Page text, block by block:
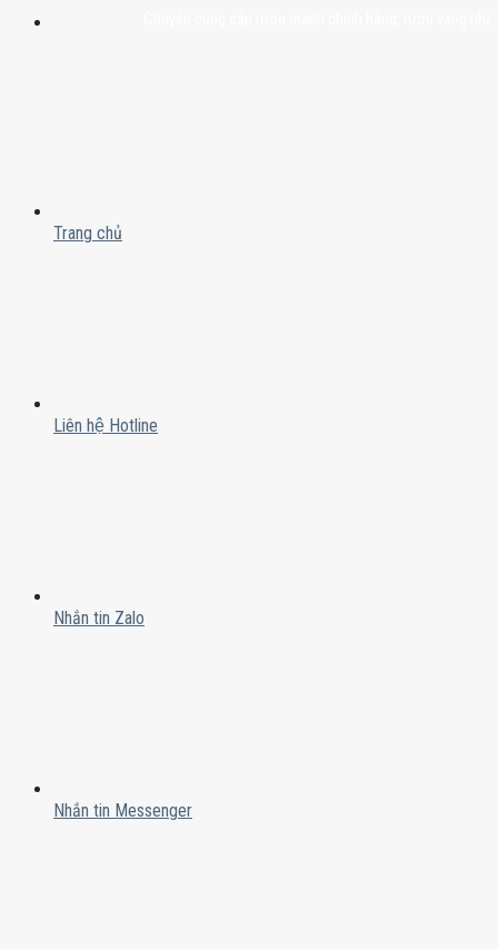
Trang chủ
Liên hệ Hotline
Nhắn tin Zalo
Nhắn tin Messenger